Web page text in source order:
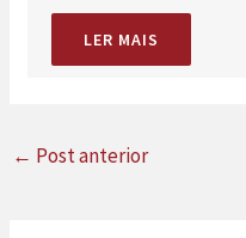
LER MAIS
← Post anterior